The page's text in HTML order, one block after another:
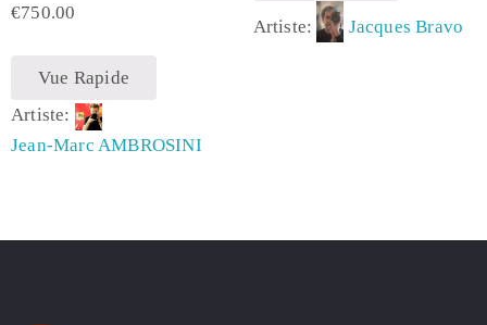
€750.00
Vue Rapide
Artiste:
Jean-Marc AMBROSINI
Artiste: Jacques Bravo